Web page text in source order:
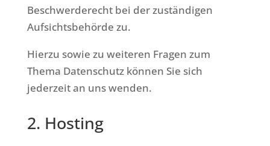
Beschwerderecht bei der zuständigen
Aufsichtsbehörde zu.
Hierzu sowie zu weiteren Fragen zum
Thema Datenschutz können Sie sich
jederzeit an uns wenden.
2. Hosting